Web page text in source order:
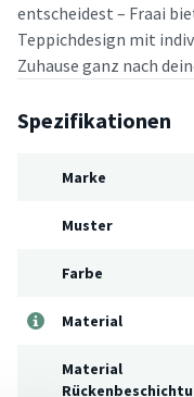
entscheidest – Fraai
Teppichdesign mit
Zuhause ganz nach
Spezifikationen
Marke
Muster
Farbe
Material
Material